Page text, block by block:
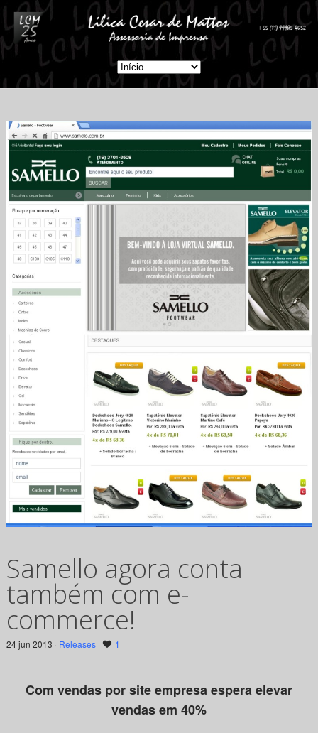
Samello agora conta
também com e-
commerce!
24 jun 2013 · Releases· 1
Com vendas por site empresa espera elevar
vendas em 40%